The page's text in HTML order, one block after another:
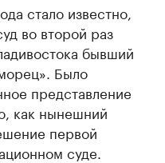
стало известно,
во второй раз
бывший
Было
представление
как нынешний
первой
суде.